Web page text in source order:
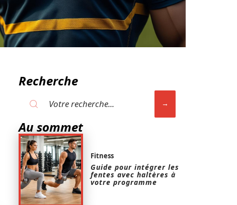
Recherche
Au sommet
Fitness
Guide pour intégrer les
fentes avec haltères à
votre programme